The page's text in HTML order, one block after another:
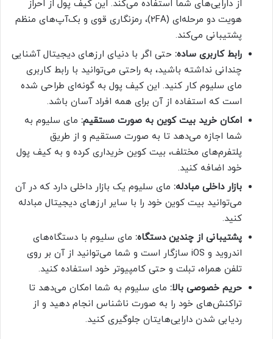
از دارایی‌های شما استفاده می‌کند. این کیف پول از احراز
هویت دو مرحله‌ای (2FA)، رمزنگاری قوی و بک‌آپ‌های منظم
پشتیبانی می‌کند.
رابط کاربری ساده: حتی اگر با دنیای ارزهای دیجیتال آشنایی
چندانی نداشته باشید، به راحتی می‌توانید با رابط کاربری
مای سلیوم کار کنید. این کیف پول به گونه‌ای طراحی شده
است که استفاده از آن برای همه افراد آسان باشد.
امکان خرید بیت کوین به صورت مستقیم: مای سلیوم به
شما اجازه می‌دهد تا به صورت مستقیم و از طریق
پلتفرم‌های مختلف، بیت کوین خریداری کرده و به کیف پول
خود اضافه کنید.
بازار داخلی مبادله: مای سلیوم یک بازار داخلی دارد که در آن
می‌توانید بیت کوین خود را با سایر ارزهای دیجیتال مبادله
کنید.
پشتیبانی از چندین دستگاه: مای سلیوم با دستگاه‌های
اندروید و iOS سازگار است و شما می‌توانید از آن بر روی
تلفن همراه، تبلت و حتی کامپیوتر خود استفاده کنید.
حریم خصوصی بالا: مای سلیوم به شما امکان می‌دهد تا
تراکنش‌های خود را به صورت ناشناس انجام دهید و از
ردیابی شدن دارایی‌هایتان جلوگیری کنید.